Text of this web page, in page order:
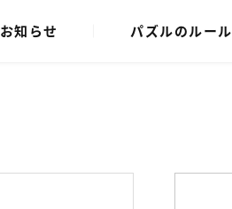
お知らせ パズルのルール